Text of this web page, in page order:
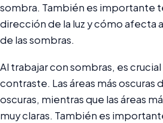
sombra. También es importante
dirección de la luz y cómo afecta
de las sombras.
Al trabajar con sombras, es
contraste. Las áreas más oscuras
oscuras, mientras que las áreas
muy claras. También es